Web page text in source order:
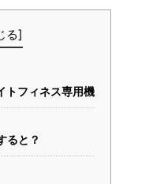
る]
トフィネス専用機
ると？